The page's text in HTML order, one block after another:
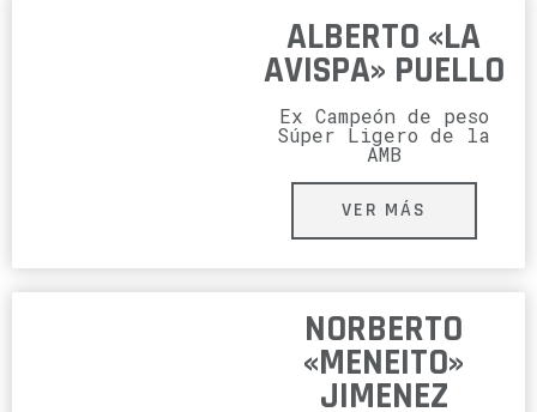
ALBERTO «LA
AVISPA» PUELLO
Ex Campeón de peso
Súper Ligero de la
AMB
VER MÁS
NORBERTO
«MENEITO»
JIMENEZ